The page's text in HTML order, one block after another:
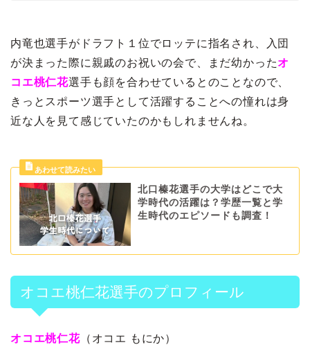
内竜也選手がドラフト１位でロッテに指名され、入団
が決まった際に親戚のお祝いの会で、まだ幼かったオ
コエ桃仁花選手も顔を合わせているとのことなので、
きっとスポーツ選手として活躍することへの憧れは身
近な人を見て感じていたのかもしれませんね。
北口榛花選手の大学はどこで大
学時代の活躍は？学歴一覧と学
生時代のエピソードも調査！
オコエ桃仁花選手のプロフィール
オコエ桃仁花（オコエ もにか）